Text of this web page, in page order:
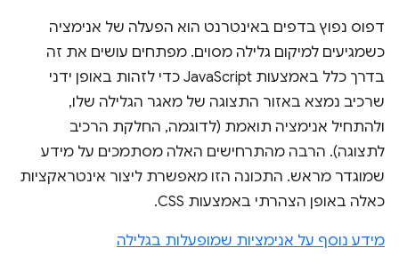
דפוס נפוץ בדפים באינטרנט הוא הפעלה של אנימציה
כשמגיעים למיקום גלילה מסוים. מפתחים עושים את זה
בדרך כלל באמצעות JavaScript כדי לזהות באופן ידני
שרכיב נמצא באזור התצוגה של מאגר הגלילה שלו,
ולהתחיל אנימציה תואמת (לדוגמה, החלקת הרכיב
לתצוגה). הרבה מהתרחישים האלה מסתמכים על מידע
שמוגדר מראש. התכונה הזו מאפשרת ליצור אינטראקציות
כאלה באופן הצהרתי באמצעות CSS.
מידע נוסף על אנימציות שמופעלות בגלילה